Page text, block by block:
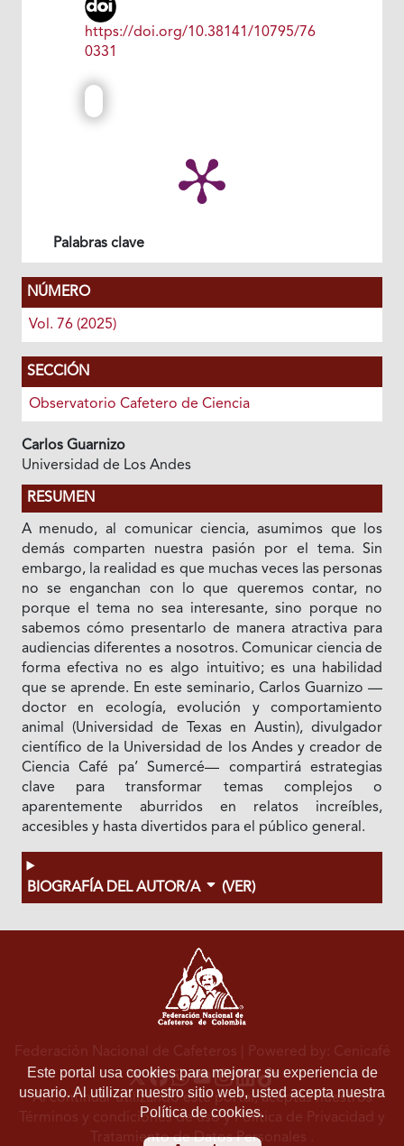
https://doi.org/10.38141/10795/76
0331
Palabras clave
NÚMERO
Vol. 76 (2025)
SECCIÓN
Observatorio Cafetero de Ciencia
Carlos Guarnizo
Universidad de Los Andes
RESUMEN
A menudo, al comunicar ciencia, asumimos que los
demás comparten nuestra pasión por el tema. Sin
embargo, la realidad es que muchas veces las personas
no se enganchan con lo que queremos contar, no
porque el tema no sea interesante, sino porque no
sabemos cómo presentarlo de manera atractiva para
audiencias diferentes a nosotros. Comunicar ciencia de
forma efectiva no es algo intuitivo; es una habilidad
que se aprende. En este seminario, Carlos Guarnizo —
doctor en ecología, evolución y comportamiento
animal (Universidad de Texas en Austin), divulgador
científico de la Universidad de los Andes y creador de
Ciencia Café pa’ Sumercé— compartirá estrategias
clave para transformar temas complejos o
aparentemente aburridos en relatos increíbles,
accesibles y hasta divertidos para el público general.
BIOGRAFÍA DEL AUTOR/A (VER)
Este portal usa cookies para mejorar su experiencia de
usuario. Al utilizar nuestro sitio web, usted acepta nuestra
Política de cookies.
Federación Nacional de Cafeteros | Powered by: Cenicafé
Al continuar utilizando este portal, aceptas nuestros
Términos y condiciones de usoyPolítica de Privacidad y
Tratamiento de Datos Personales